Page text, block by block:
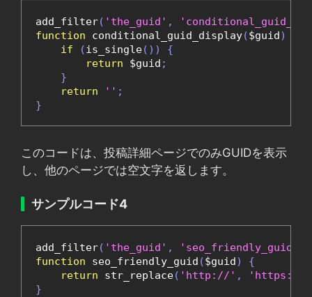
add_filter( 'the_guid' ,
function conditional_guid_display($guid)
if
(is_single())
{
return $guid ;
}
return
'' ;
}
このコードは、投稿詳細ページでのみGUIDを表示
し、他のページでは空文字を返します。
サンプルコード4
add_filter( 'the_guid' , 'seo_friendly_guid'
function seo_friendly_guid ($guid)
{
return str_replace( 'http://' , 'https://'
}